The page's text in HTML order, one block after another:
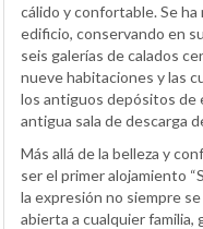
cálido y confortable. Se
edificio, conservando en
seis galerías de calados
nueve habitaciones y las
los antiguos depósitos de
antigua sala de descarga
Más allá de la belleza y
ser el primer alojamiento
la expresión no siempre
abierta a cualquier familia,